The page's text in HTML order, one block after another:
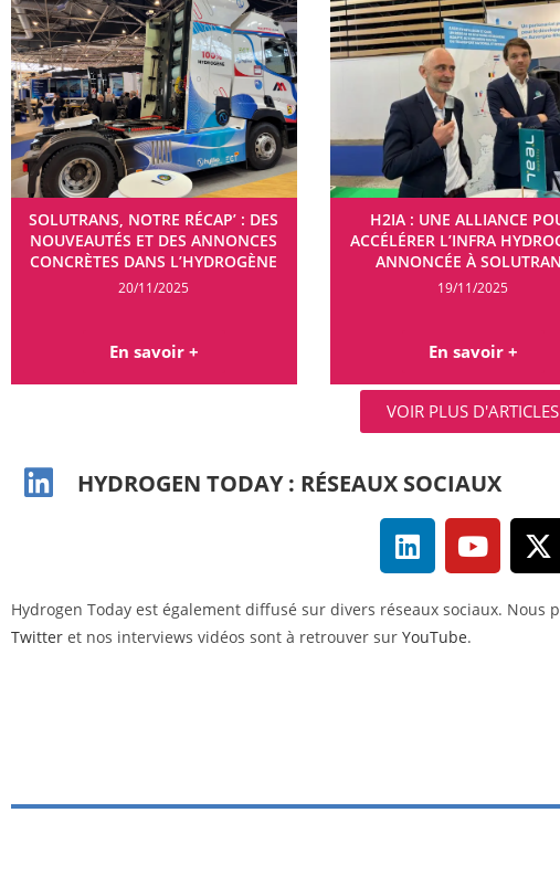
SOLUTRANS, NOTRE RÉCAP’ : DES
NOUVEAUTÉS ET DES ANNONCES
CONCRÈTES DANS L’HYDROGÈNE
20/11/2025
En savoir +
H2IA : UNE ALLIANCE
ACCÉLÉRER L’INFRA
ANNONCÉE À
19/11/2025
En savoir +
VOIR PLUS D'ARTICLES
HYDROGEN TODAY : RÉSEAUX SOCIAUX
Hydrogen Today est également diffusé sur divers réseaux sociaux.
Twitter et nos interviews vidéos sont à retrouver sur YouTube.